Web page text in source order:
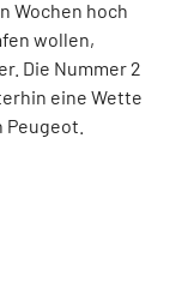
Wochen hoch
wollen,
Die Nummer 2
eine Wette